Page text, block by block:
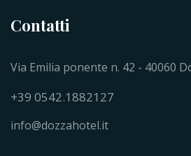
Contatti
Via Emilia ponente n. 42 - 40060
+39 0542.1882127
info@dozzahotel.it